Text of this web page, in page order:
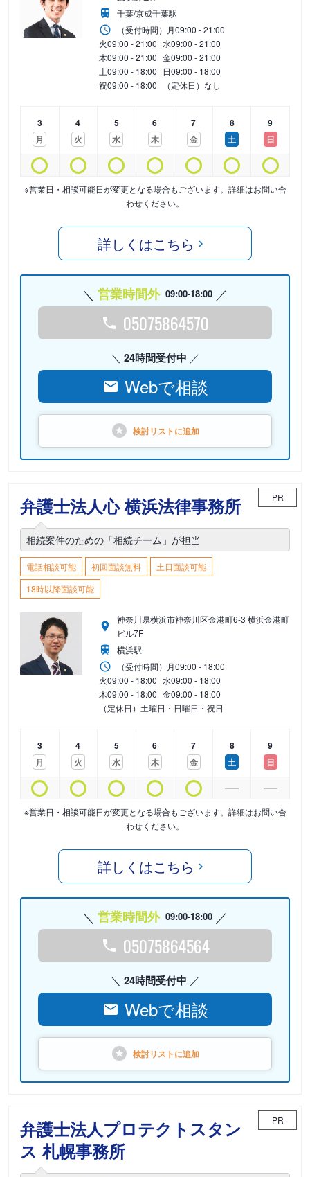
千葉/京成千葉駅
（受付時間） 月09:00 - 21:00
火09:00 - 21:00 水09:00 - 21:00
木09:00 - 21:00 金09:00 - 21:00
土09:00 - 18:00 日09:00 - 18:00
祝09:00 - 18:00 （定休日）なし
3
月
4
火
5
水
6
木
7
金
8
土
9
日
※営業日・相談可能日が変更となる場合もございます。詳細はお問い合
わせください。
詳しくはこちら
営業時間外 09:00-18:00
05075864570
24時間受付中
Webで相談
検討リストに追加
弁護士法人心 横浜法律事務所 PR
相続案件のための「相続チーム」が担当
電話相談可能 初回面談無料
土日面談可能
18時以降面談可能
神奈川県横浜市神奈川区金港町6-3 横浜金港町
ビル7F
横浜駅
（受付時間） 月09:00 - 18:00
火09:00 - 18:00 水09:00 - 18:00
木09:00 - 18:00 金09:00 - 18:00
（定休日）土曜日・日曜日・祝日
3
月
4
火
5
水
6
木
7
金
8
土
9
日
※営業日・相談可能日が変更となる場合もございます。詳細はお問い合
わせください。
詳しくはこちら
営業時間外 09:00-18:00
05075864564
24時間受付中
Webで相談
検討リストに追加
弁護士法人プロテクトスタン
ス 札幌事務所
PR